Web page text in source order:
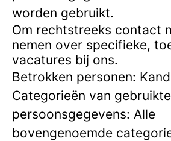
worden gebruikt.
Om rechtstreeks contact
nemen over specifieke,
vacatures bij ons.
Betrokken personen:
Categorieën van gebruikte
persoonsgegevens: Alle
bovengenoemde